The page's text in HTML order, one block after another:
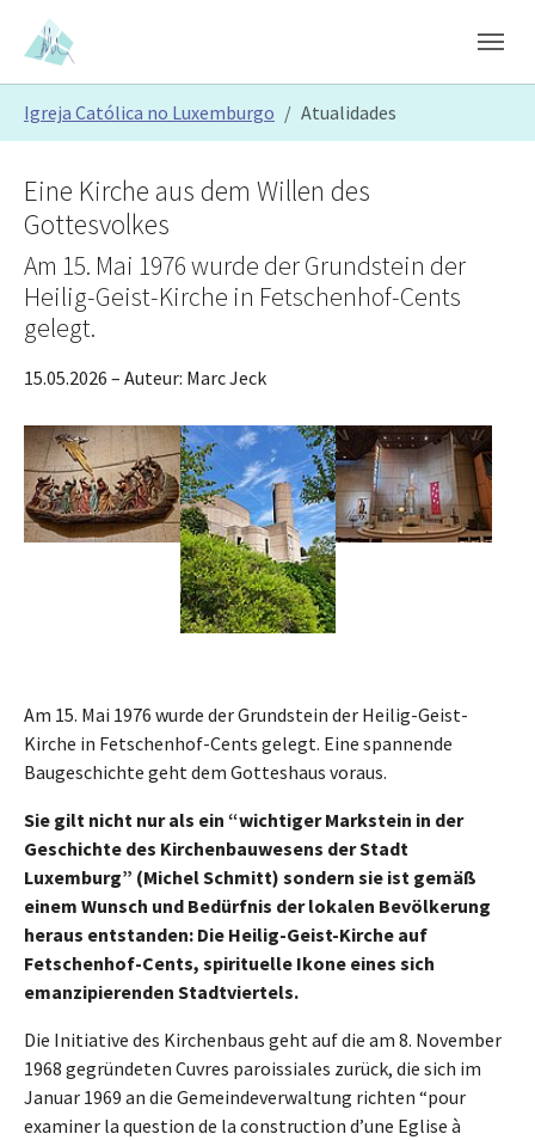
Skip to main content
Skip to page footer
Igreja Católica no Luxemburgo Atualidades
Show larger versionShow larger versionShow larger version
Eine Kirche aus dem Willen des
Gottesvolkes
Am 15. Mai 1976 wurde der Grundstein der
Heilig-Geist-Kirche in Fetschenhof-Cents
gelegt.
15.05.2026 – Auteur: Marc Jeck
Am 15. Mai 1976 wurde der Grundstein der Heilig-Geist-
Kirche in Fetschenhof-Cents gelegt. Eine spannende
Baugeschichte geht dem Gotteshaus voraus.
Sie gilt nicht nur als ein “wichtiger Markstein in der
Geschichte des Kirchenbauwesens der Stadt
Luxemburg” (Michel Schmitt) sondern sie ist gemäß
einem Wunsch und Bedürfnis der lokalen Bevölkerung
heraus entstanden: Die Heilig-Geist-Kirche auf
Fetschenhof-Cents, spirituelle Ikone eines sich
emanzipierenden Stadtviertels.
Die Initiative des Kirchenbaus geht auf die am 8. November
1968 gegründeten Cuvres paroissiales zurück, die sich im
Januar 1969 an die Gemeindeverwaltung richten “pour
examiner la question de la construction d’une Eglise à